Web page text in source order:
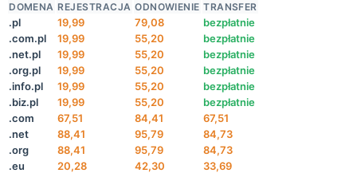
DOMENA REJESTRACJA ODNOWIENIE TRANSFER
.pl 19,99 79,08
bezpłatnie
.com.pl
19,99 55,20
bezpłatnie
.net.pl
19,99 55,20
bezpłatnie
.org.pl
19,99 55,20
bezpłatnie
.info.pl
19,99 55,20
bezpłatnie
.biz.pl
19,99 55,20
bezpłatnie
.com
67,51 84,41
67,51
.net
88,41 95,79
84,73
.org
88,41 95,79
84,73
.eu
20,28 42,30
33,69